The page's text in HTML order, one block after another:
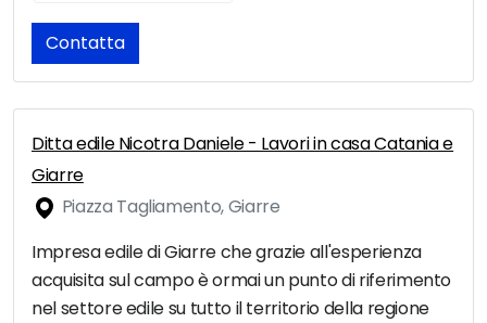
Contatta
Ditta edile Nicotra Daniele - Lavori in casa Catania e
Giarre
Piazza Tagliamento, Giarre
Impresa edile di Giarre che grazie all'esperienza
acquisita sul campo è ormai un punto di riferimento
nel settore edile su tutto il territorio della regione